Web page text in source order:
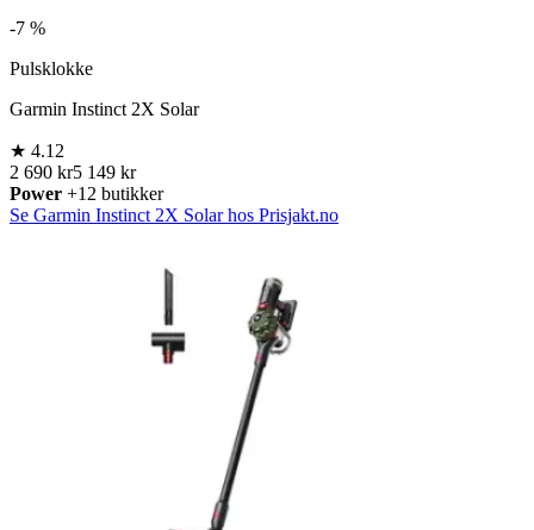
-7 %
Pulsklokke
Garmin Instinct 2X Solar
★ 4.12
2 690 kr5 149 kr
Power +12 butikker
Se Garmin Instinct 2X Solar hos Prisjakt.no